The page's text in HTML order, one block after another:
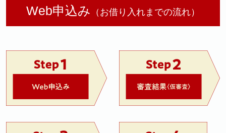
Web申込み （お借り入れまでの流れ）